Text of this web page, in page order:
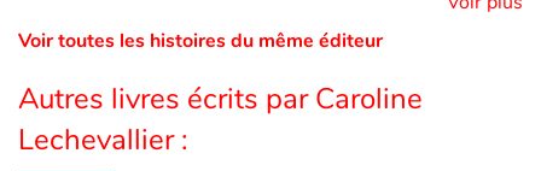
Blog
Actualités
Voir toutes les histoires du même éditeur
Autres livres écrits par Caroline
Lechevallier :